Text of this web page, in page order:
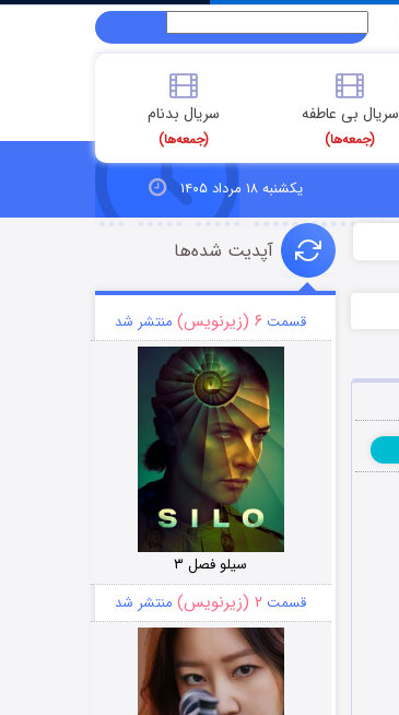
سریال بی عاطفه
(جمعه‌ها)
سریال بدنام
(جمعه‌ها)
یکشنبه ۱۸ مرداد ۱۴۰۵
آپدیت شده‌ها
قسمت ۶ (زیرنویس) منتشر شد
سیلو فصل ۳
قسمت ۲ (زیرنویس) منتشر شد